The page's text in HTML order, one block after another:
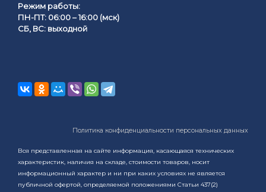
Режим работы:
ПН-ПТ: 06:00 – 16:00 (мск)
СБ, ВС: выходной
Политика конфиденциальности персональных данных
Вся представленная на сайте информация, касающаяся технических
характеристик, наличия на складе, стоимости товаров, носит
информационный характер и ни при каких условиях не является
публичной офертой, определяемой положениями Статьи 437(2)